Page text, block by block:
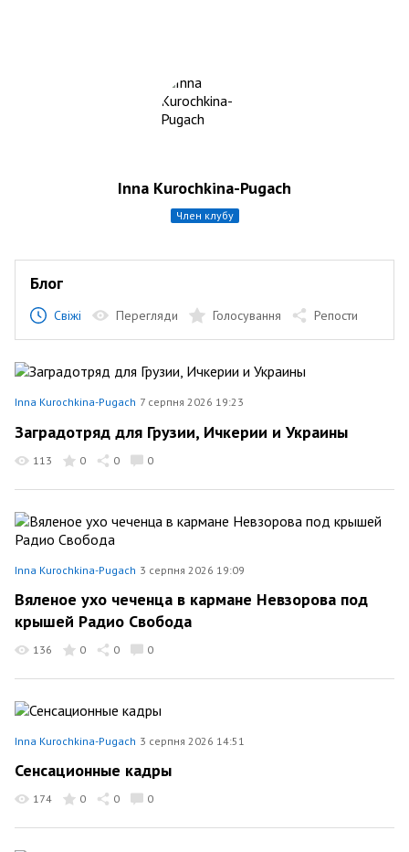
Inna Kurochkina-Pugach
член клубу
Блог
Свіжі Перегляди Голосування Репости
Inna Kurochkina-Pugach 7 серпня 2026 19:23
Заградотряд для Грузии, Ичкерии и Украины
113 0 0 0
Inna Kurochkina-Pugach 3 серпня 2026 19:09
Вяленое ухо чеченца в кармане Невзорова под
крышей Радио Свобода
136 0 0 0
Inna Kurochkina-Pugach 3 серпня 2026 14:51
Сенсационные кадры
174 0 0 0